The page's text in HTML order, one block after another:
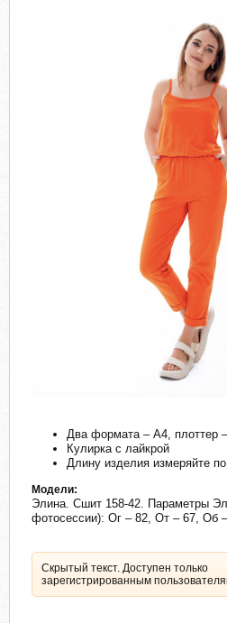
Два формата – А4, плоттер
Кулирка с лайкрой
Длину изделия измеряйте
Модели:
Элина. Сшит 158-42. Параметры
фотосессии): Ог – 82, От – 67, Об
Скрытый текст. Доступен только
зарегистрированным